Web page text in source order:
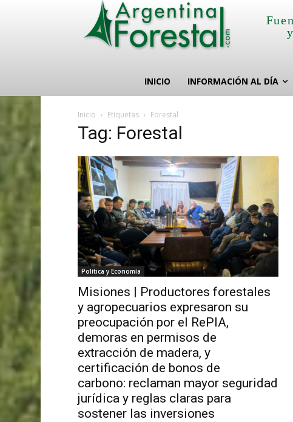
INICIO INFORMACIÓN AL DÍA
Inicio Etiquetas Forestal
Tag: Forestal
Política y Economía
Misiones | Productores forestales
y agropecuarios expresaron su
preocupación por el RePIA,
demoras en permisos de
extracción de madera, y
certificación de bonos de
carbono: reclaman mayor seguridad
jurídica y reglas claras para
sostener las inversiones